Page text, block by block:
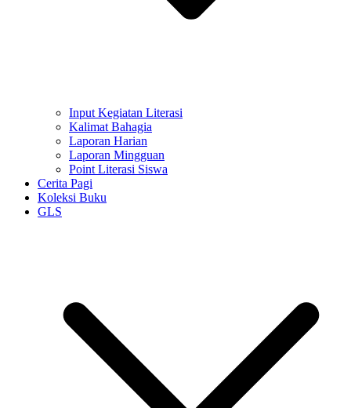
Input Kegiatan Literasi
Kalimat Bahagia
Laporan Harian
Laporan Mingguan
Point Literasi Siswa
Cerita Pagi
Koleksi Buku
GLS